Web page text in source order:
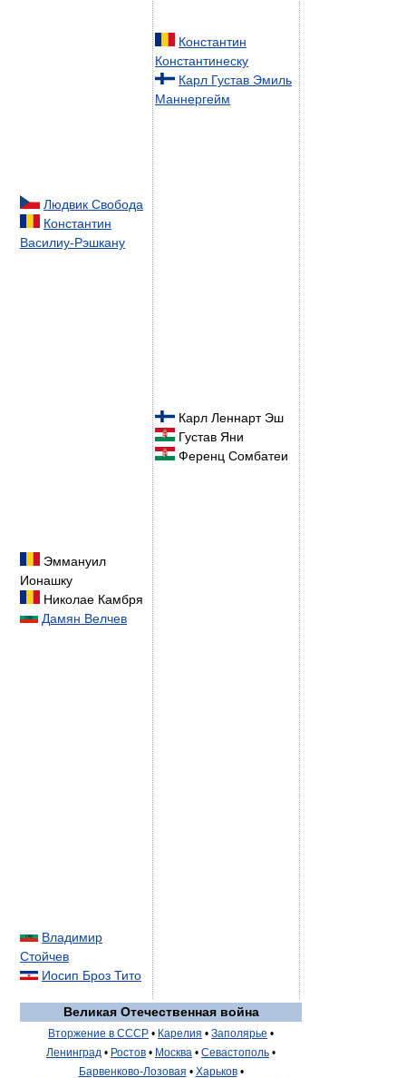
Людвик Свобода
Константин
Василиу-Рэшкану
Эммануил
Ионашку
Николае Камбря
Дамян Велчев
Владимир
Стойчев
Иосип Броз Тито
Константин
Константинеску
Карл Густав Эмиль
Маннергейм
Карл Леннарт Эш
Густав Яни
Ференц Сомбатеи
Великая Отечественная война
Вторжение в СССР • Карелия • Заполярье •
Ленинград • Ростов • Москва • Севастополь •
Барвенково-Лозовая • Харьков•